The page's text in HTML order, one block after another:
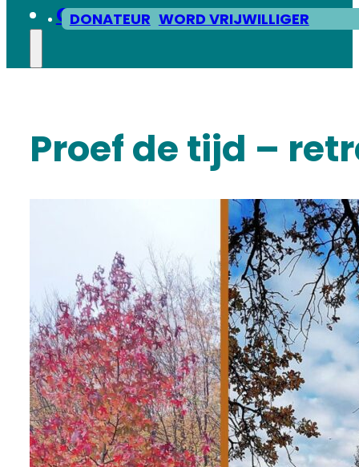
DONATEUR WORD VRIJWILLIGER
CONTACT
Proef de tijd –